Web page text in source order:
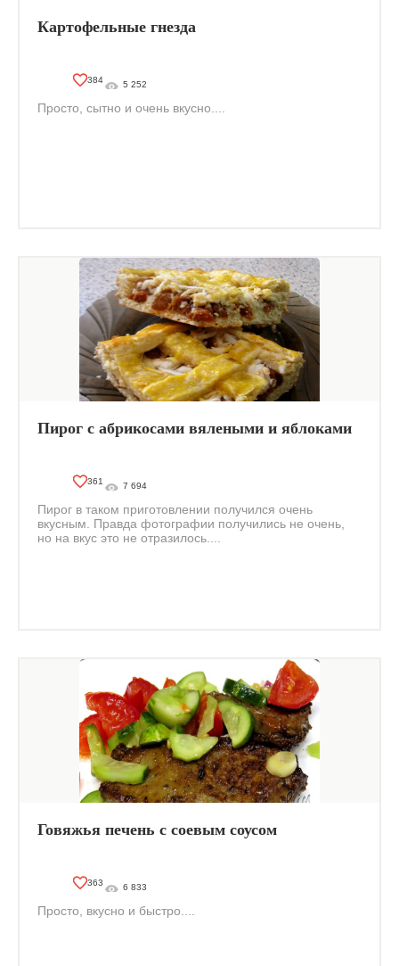
Картофельные гнезда
384 5 252
Просто, сытно и очень вкусно....
Пирог с абрикосами вялеными и яблоками
361 7 694
Пирог в таком приготовлении получился очень
вкусным. Правда фотографии получились не очень,
но на вкус это не отразилось....
Говяжья печень с соевым соусом
363 6 833
Просто, вкусно и быстро....